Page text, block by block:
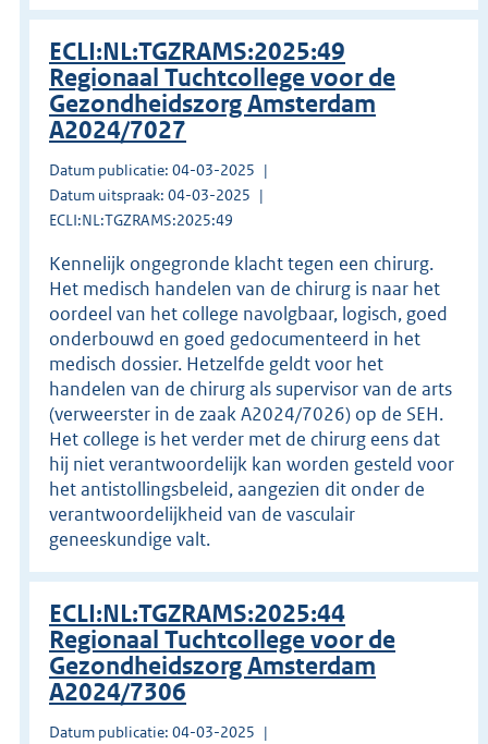
ECLI:NL:TGZRAMS:2025:49
Regionaal Tuchtcollege voor de
Gezondheidszorg Amsterdam
A2024/7027
Datum publicatie: 04-03-2025
Datum uitspraak: 04-03-2025
ECLI:NL:TGZRAMS:2025:49
Kennelijk ongegronde klacht tegen een chirurg.
Het medisch handelen van de chirurg is naar het
oordeel van het college navolgbaar, logisch, goed
onderbouwd en goed gedocumenteerd in het
medisch dossier. Hetzelfde geldt voor het
handelen van de chirurg als supervisor van de arts
(verweerster in de zaak A2024/7026) op de SEH.
Het college is het verder met de chirurg eens dat
hij niet verantwoordelijk kan worden gesteld voor
het antistollingsbeleid, aangezien dit onder de
verantwoordelijkheid van de vasculair
geneeskundige valt.
ECLI:NL:TGZRAMS:2025:44
Regionaal Tuchtcollege voor de
Gezondheidszorg Amsterdam
A2024/7306
Datum publicatie: 04-03-2025